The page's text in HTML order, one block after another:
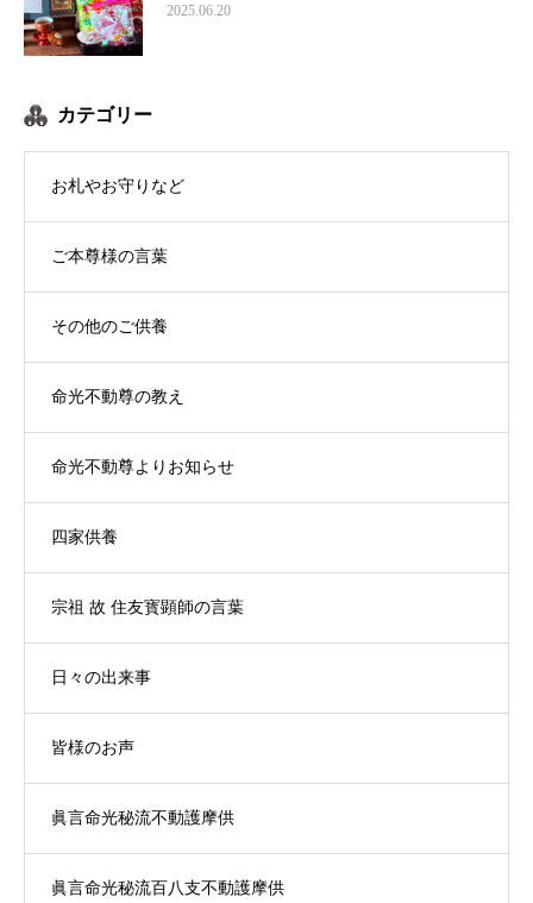
2025.06.20
カテゴリー
お札やお守りなど
ご本尊様の言葉
その他のご供養
命光不動尊の教え
命光不動尊よりお知らせ
四家供養
宗祖 故 住友寳顕師の言葉
日々の出来事
皆様のお声
眞言命光秘流不動護摩供
眞言命光秘流百八支不動護摩供